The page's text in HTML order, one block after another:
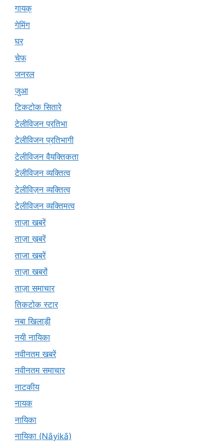
गायक्
गेमिंग
घर
चेफ
जनरल
जुआ
टिकटोक सितारे
टेलीविजन प्रतिभा
टेलीविजन प्रतिभागी
टेलीविजन वैयक्तिकता
टेलीविजन व्यक्तित्व
टेलीविज़न व्यक्तित्व
टेलीविजन व्यक्तिमत्व
ताज़ा खबरें
ताज़ा ख़बरें
ताजा खबरें
ताज़ा खबरों
ताज़ा समाचार
तिकटोक स्टार
नबा खिलाड़ी
नयी नायिका
नवीनतम खबरें
नवीनतम समाचार
नाटकीय
नायक
नायिका
नायिका (Nāyikā)